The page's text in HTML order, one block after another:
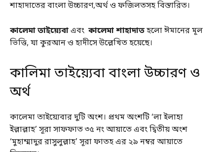
শাহাদাতের বাংলা উচ্চারণ,অর্থ ও ফজিলতসহ বিস্তারিত।
কালেমা তাইয়্যেবাএবং কালেমা শাহাদাতহলো ঈমানের মূল
ভিত্তি, যা কুরআন ও হাদীসে উল্লেখিত হয়েছে।
কালিমা তাইয়্যেবা বাংলা উচ্চারণ ও
অর্থ
কালেমা তাইয়্যেবার দুটি অংশ। প্রথম অংশটি ‘লা ইলাহা
ইল্লাল্লাহ’ সূরা সাফফাত ৩৫ নং আয়াতে এবং দ্বিতীয় অংশ
‘মুহাম্মাদুর রাসুলুল্লাহ’ সূরা ফাতহ এর ২৯ নম্বর আয়াতে